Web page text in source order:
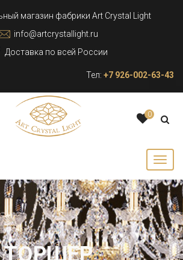
магазин фабрики Art Crystal Light
info@artcrystallight.ru
Доставка по всей России
Тел: +7 926-002-63-43
0
ТОРШЕР